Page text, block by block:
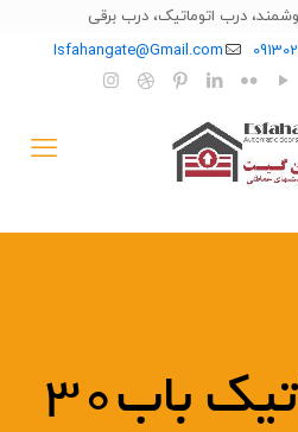
درب اتوماتیک، درب برقی
Isfahangate@Gmail.com
باب30